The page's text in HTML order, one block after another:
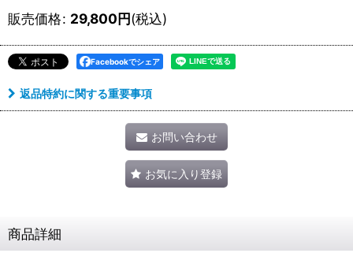
販売価格: 29,800円(税込)
Facebookでシェア
返品特約に関する重要事項
お問い合わせ
お気に入り登録
商品詳細